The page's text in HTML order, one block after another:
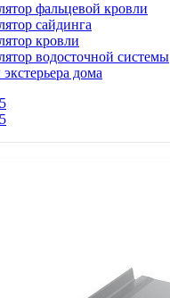
фальцевой кровли
сайдинга
кровли
водосточной системы
дома